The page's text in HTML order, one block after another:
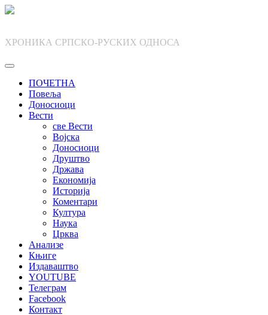
Skip
ХРОНИКА СРПСКО-РУСКИХ ОДНОСА
ПОЧЕТНА
Повеља
Доносиоци
Вести
све Вести
Војска
Доносиоци
Друштво
Држава
Економија
Историја
Коментари
Култура
Наука
Црква
Анализе
Књиге
Издаваштво
YOUTUBE
Телеграм
Facebook
Контакт